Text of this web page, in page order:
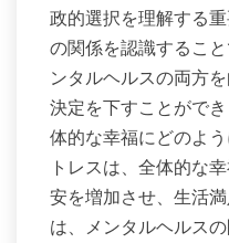
政的選択を理解する
の関係を認識するこ
ンタルヘルスの両方
決定を下すことがで
体的な幸福にどのよ
トレスは、全体的な
安を増加させ、生活
は、メンタルヘルス